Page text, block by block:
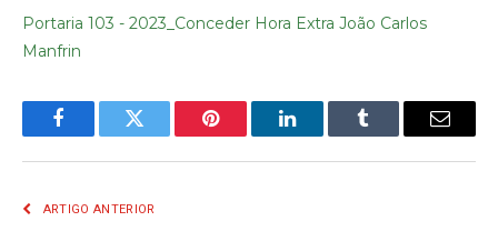
Portaria 103 - 2023_Conceder Hora Extra João Carlos
Manfrin
FacebookTwitter Pinterest LinkedInTumblr
E-
ARTIGO ANTERIOR